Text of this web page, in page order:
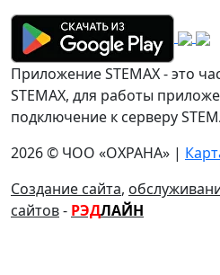
Приложение STEMAX - это
STEMAX, для работы
подключение к серверу
2026 © ЧОО «ОХРАНА» |
Создание сайта,
сайтов- РЭДЛАЙН